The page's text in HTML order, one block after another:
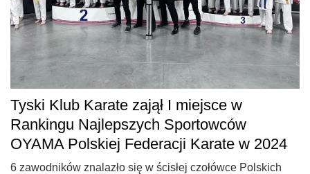
Tyski Klub Karate zajął I miejsce w
Rankingu Najlepszych Sportowców
OYAMA Polskiej Federacji Karate w 2024
6 zawodników znalazło się w ścisłej czołówce Polskich